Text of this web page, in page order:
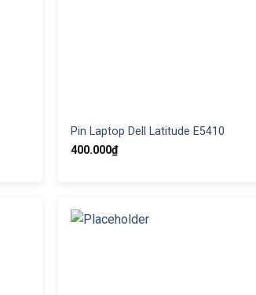
Pin Laptop Dell Latitude E5410
400.000₫